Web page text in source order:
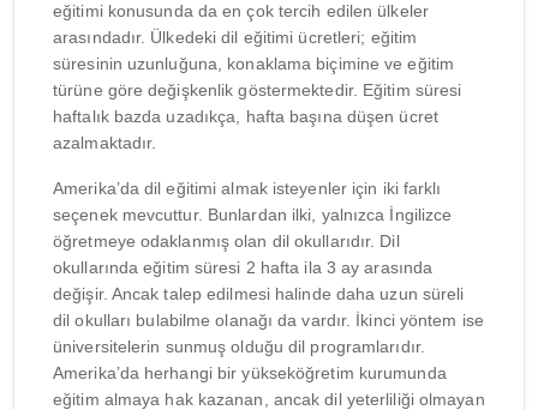
eğitimi konusunda da en çok tercih edilen ülkeler
arasındadır. Ülkedeki dil eğitimi ücretleri; eğitim
süresinin uzunluğuna, konaklama biçimine ve eğitim
türüne göre değişkenlik göstermektedir. Eğitim süresi
haftalık bazda uzadıkça, hafta başına düşen ücret
azalmaktadır.
Amerika’da dil eğitimi almak isteyenler için iki farklı
seçenek mevcuttur. Bunlardan ilki, yalnızca İngilizce
öğretmeye odaklanmış olan dil okullarıdır. Dil
okullarında eğitim süresi 2 hafta ila 3 ay arasında
değişir. Ancak talep edilmesi halinde daha uzun süreli
dil okulları bulabilme olanağı da vardır. İkinci yöntem ise
üniversitelerin sunmuş olduğu dil programlarıdır.
Amerika’da herhangi bir yükseköğretim kurumunda
eğitim almaya hak kazanan, ancak dil yeterliliği olmayan